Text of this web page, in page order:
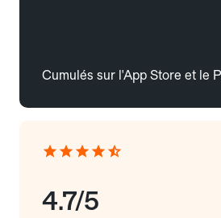
Cumulés sur l'App Store et le
4.7/5